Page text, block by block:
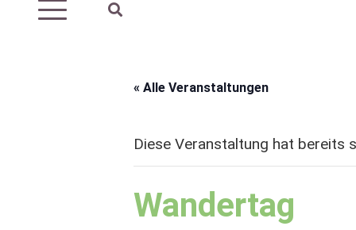
« Alle Veranstaltungen
Diese Veranstaltung hat bereits
Wandertag